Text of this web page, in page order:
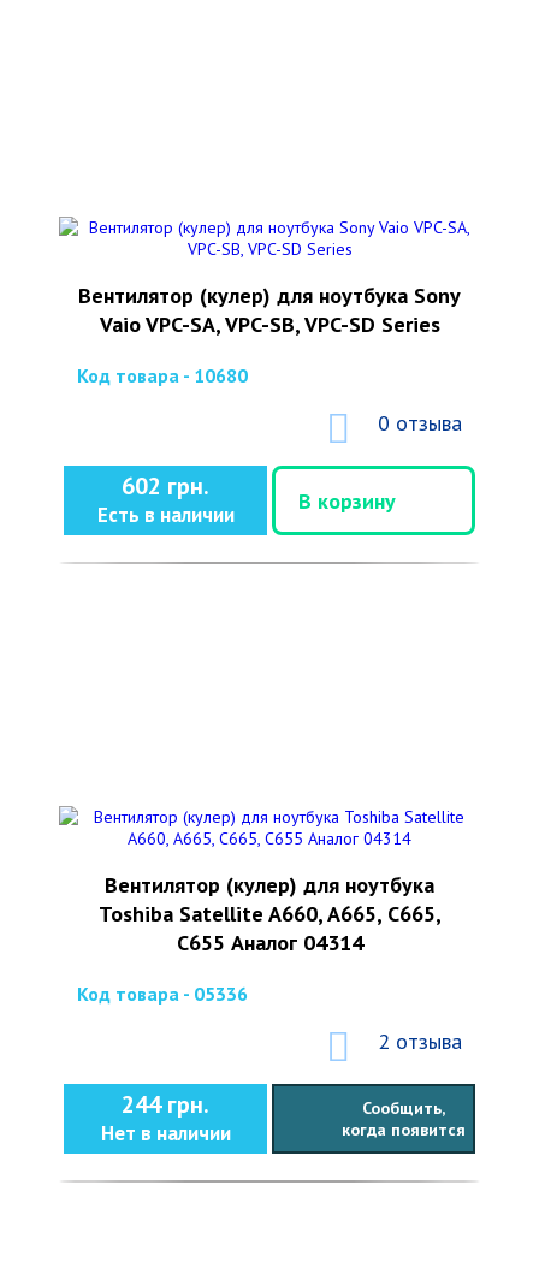
Вентилятор (кулер) для ноутбука Sony
Vaio VPC-SA, VPC-SB, VPC-SD Series
Код товара - 10680
0 отзыва
602 грн.
Есть в наличии
В корзину
Вентилятор (кулер) для ноутбука
Toshiba Satellite A660, A665, C665,
C655 Аналог 04314
Код товара - 05336
2 отзыва
244 грн.
Нет в наличии
Сообщить,
когда появится